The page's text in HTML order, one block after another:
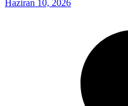
Haziran 10, 2026